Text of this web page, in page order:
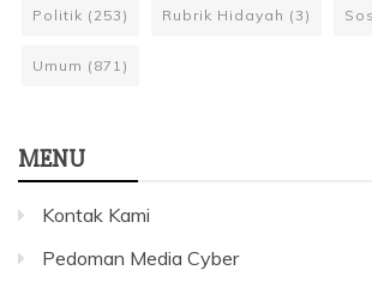
Politik (253) Rubrik Hidayah (3)
Umum (871)
MENU
Kontak Kami
Pedoman Media Cyber